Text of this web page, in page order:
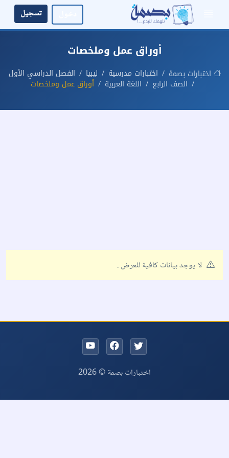
تسجيل
أوراق عمل وملخصات
اختبارات بصمة اختبارات مدرسية ليبيا
الفصل الدراسي الأول
الصف الرابع
اللغة العربية أوراق عمل وملخصات
لا يوجد بيانات كافية للعرض .
اختبارات بصمة © 2026